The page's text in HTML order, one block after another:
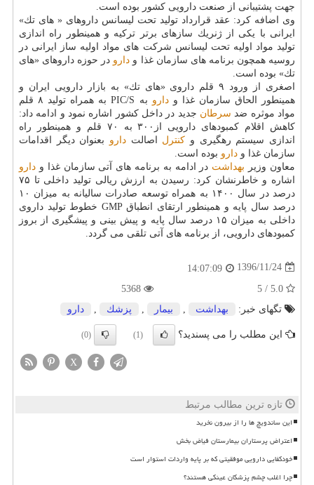
جهت پشتیبانی از صنعت دارویی كشور بوده است.
وی اضافه كرد: عقد قرارداد تولید تحت لیسانس داروهای « های تك»
ایرانی با یكی از ژنریك سازهای برتر تركیه و همینطور راه اندازی
تولید مواد اولیه تحت لیسانس شركت های مواد اولیه ساز ایرانی در
روسیه همچون برنامه های سازمان غذا و دارو در حوزه داروهای «های
تك» بوده است.
اصغری از ورود ۹ قلم داروی «های تك» به بازار دارویی ایران و
همینطور الحاق سازمان غذا ودارو
به PIC/S به همراه تولید ۸ قلم
مواد موثره ضد سرطان جدید در داخل كشور اشاره نمود و ادامه داد:
كاهش اقلام كمبودهای دارویی از۳۰۰ به ۷۰ قلم و همینطور راه
اندازی سیستم رهگیری و كنترل اصالت دارو بعنوان دیگر اقدامات
سازمان غذا و دارو بوده است.
معاون وزیر بهداشت در ادامه به برنامه های آتی سازمان غذا و دارو
اشاره و خاطرنشان كرد: رسیدن به ارزش ریالی تولید داخلی تا ۷۵
درصد در سال ۱۴۰۰ به همراه توسعه صادرات سالیانه به میزان ۱۰
درصد سال پایه و همینطور ارتقای انطباق GMP خطوط تولید داروی
داخلی به میزان ۱۵ درصد سال پایه و پیش بینی و پیشگیری از بروز
كمبودهای دارویی، از برنامه های آتی تلقی می گردد.
1396/11/24
14:07:09
تگهای خبر:
بهداشت بیمار پزشك دارو
این مطلب را می پسندید؟ (1)
(0)
X
تازه ترین مطالب مرتبط
این ساندویچ ها را از بیرون نخرید
اعتراض پرستاران بیمارستان فیاض بخش
خودکفایی دارویی موفقیتی که بر پایه واردات استوار است
چرا اغلب چشم پزشکان عینکی هستند؟